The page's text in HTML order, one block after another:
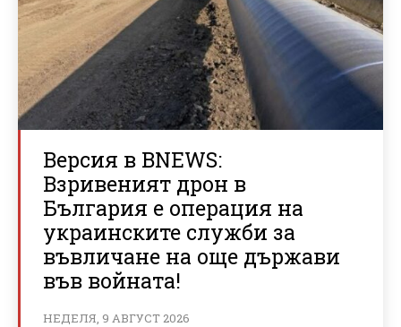
Версия в BNEWS:
Взривеният дрон в
България е операция на
украинските служби за
въвличане на още държави
във войната!
НЕДЕЛЯ, 9 АВГУСТ 2026